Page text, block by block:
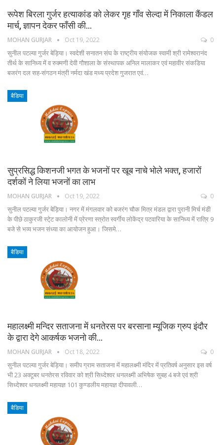
रूपेश बिरला गुर्जर हत्याकांड को लेकर गृह गाँव सेल्दा में निकाला कैंडल
मार्च, ज्ञापन देकर फाँसी की…
MOHAN GURJAR Oct 19, 2022 0
सुनील पटल्या गुर्जर बेड़िया। स्वदेशी सनातन संघ के राष्ट्रीय संयोजक स्वामी श्री रामेश्वरानंद
तीर्थ के सानिध्य में व रुक्मणी देवी गौशाला के संस्थापक अनिल मालाकर एवं महावीर संकडिया
बजरंग दल सह-संगठन मंत्री नर्मदा खंड मध्य प्रदेश गुजरात एवं…
बैडिया
सुप्रसिद्ध किशनजी भगत के भजनों पर खूब नाचे भोले भक्त, हजारों
दर्शकों ने लिया भजनों का लाभ
MOHAN GURJAR Oct 19, 2022 0
सुनील पटल्या गुर्जर बेड़िया। नगर में मंगलवार को बजरंग चौक मित्र मंडल द्वारा पुरानी मिर्च मंडी
के पीछे ठाकुरजी स्टे्ट कालोनी में प्रेरणा स्त्रोत स्वर्गीय लोकेंद्र पटवारिया के सानिध्य में रात्रि 9
बजे से भव्य भजन संध्या का आयोजन हुआ। जिसमे…
बैडिया
महालक्ष्मी मन्दिर सताजना में धनतेरस पर बरसाना म्यूजिक ग्रुप इंदौर
के द्वारा देगे आकर्षक भजनो की…
MOHAN GURJAR Oct 18, 2022 0
सुनील पटल्या गुर्जर बेड़िया। समीप ग्राम सताजना में महालक्ष्मी मंदिर में प्रतिवर्ष अनुसार इस वर्ष
भी 23 अक्टूबर धनतेरस रविवार को श्री सिध्देश्वर धनलक्ष्मी अभिषेक सुबह 4 बजे एवं श्री
सिध्देश्वर धनलक्ष्मी महायज्ञ 101 कुण्डलीय महायज्ञ दीपावली…
बैडिया